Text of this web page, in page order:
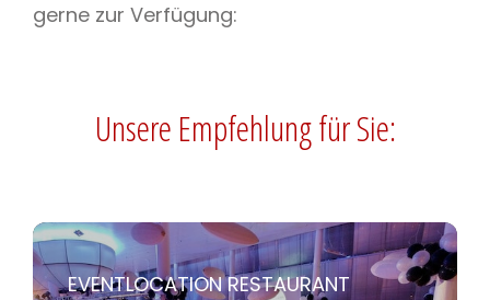
gerne zur Verfügung:
Unsere Empfehlung für Sie:
EVENTLOCATION RESTAURANT